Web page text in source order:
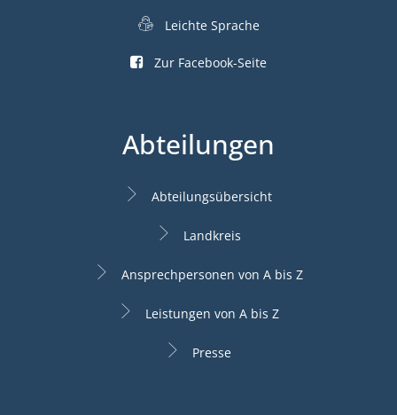
Leichte Sprache
Zur Facebook-Seite
Abteilungen
Abteilungsübersicht
Landkreis
Ansprechpersonen von A bis Z
Leistungen von A bis Z
Presse